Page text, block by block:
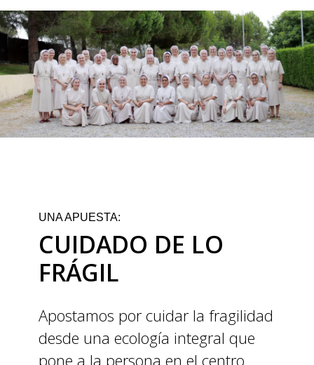
UNA APUESTA:
CUIDADO DE LO
FRÁGIL
Apostamos por cuidar la fragilidad
desde una ecología integral que
pone a la persona en el centro.